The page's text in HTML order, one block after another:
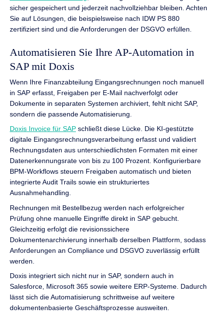
sicher gespeichert und jederzeit nachvollziehbar bleiben. Achten
Sie auf Lösungen, die beispielsweise nach IDW PS 880
zertifiziert sind und die Anforderungen der DSGVO erfüllen.
Automatisieren Sie Ihre AP-Automation in
SAP mit Doxis
Wenn Ihre Finanzabteilung Eingangsrechnungen noch manuell
in SAP erfasst, Freigaben per E-Mail nachverfolgt oder
Dokumente in separaten Systemen archiviert, fehlt nicht SAP,
sondern die passende Automatisierung.
Doxis Invoice für SAP schließt diese Lücke. Die KI-gestützte
digitale Eingangsrechnungsverarbeitung erfasst und validiert
Rechnungsdaten aus unterschiedlichsten Formaten mit einer
Datenerkennungsrate von bis zu 100 Prozent. Konfigurierbare
BPM-Workflows steuern Freigaben automatisch und bieten
integrierte Audit Trails sowie ein strukturiertes
Ausnahmehandling.
Rechnungen mit Bestellbezug werden nach erfolgreicher
Prüfung ohne manuelle Eingriffe direkt in SAP gebucht.
Gleichzeitig erfolgt die revisionssichere
Dokumentenarchivierung innerhalb derselben Plattform, sodass
Anforderungen an Compliance und DSGVO zuverlässig erfüllt
werden.
Doxis integriert sich nicht nur in SAP, sondern auch in
Salesforce, Microsoft 365 sowie weitere ERP-Systeme. Dadurch
lässt sich die Automatisierung schrittweise auf weitere
dokumentenbasierte Geschäftsprozesse ausweiten.